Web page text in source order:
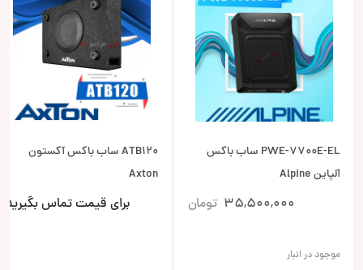
PWE-7700E-EL ساب باکس
آلپاین Alpine
35,500,000 تومان
موجود در انبار
ATB120 ساب باکس آکستون
Axton
برای قیمت تماس بگیرید